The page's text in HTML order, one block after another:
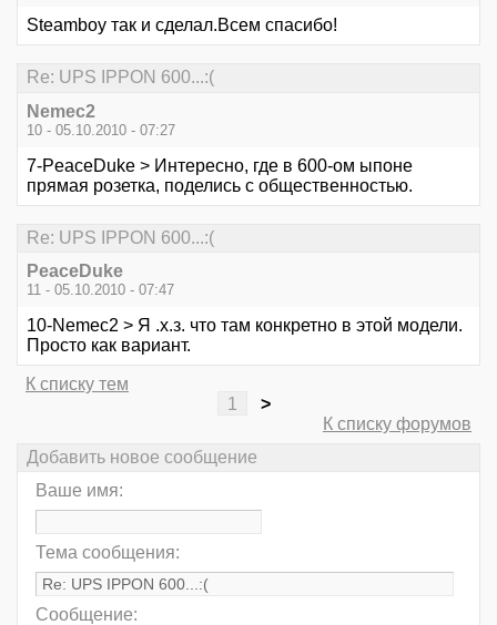
Steamboy так и сделал.Всем спасибо!
Re: UPS IPPON 600...:(
Nemec2
10 - 05.10.2010 - 07:27
7-PeaceDuke > Интересно, где в 600-ом ыпоне
прямая розетка, поделись с общественностью.
Re: UPS IPPON 600...:(
PeaceDuke
11 - 05.10.2010 - 07:47
10-Nemec2 > Я .х.з. что там конкретно в этой модели.
Просто как вариант.
К списку тем
1
>
К списку форумов
Добавить новое сообщение
Ваше имя:
Тема сообщения:
Сообщение: